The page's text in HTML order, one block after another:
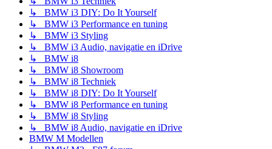
↳ BMW i3 DIY: Do It Yourself
↳ BMW i3 Performance en tuning
↳ BMW i3 Styling
↳ BMW i3 Audio, navigatie en iDrive
↳ BMW i8
↳ BMW i8 Showroom
↳ BMW i8 Techniek
↳ BMW i8 DIY: Do It Yourself
↳ BMW i8 Performance en tuning
↳ BMW i8 Styling
↳ BMW i8 Audio, navigatie en iDrive
BMW M Modellen